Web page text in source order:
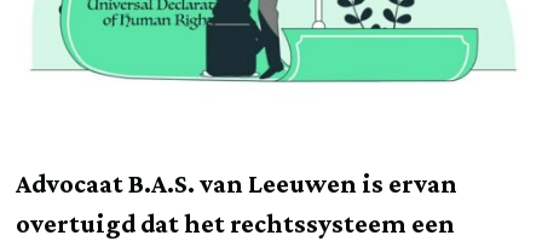
Advocaat B.A.S. van Leeuwen is ervan
overtuigd dat het rechtssysteem een